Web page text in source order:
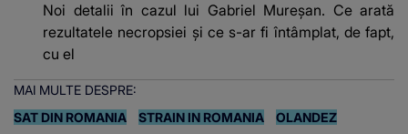
Noi detalii în cazul lui Gabriel Mureșan. Ce arată
rezultatele necropsiei și ce s-ar fi întâmplat, de fapt,
cu el
MAI MULTE DESPRE:
SAT DIN ROMANIA
STRAIN IN ROMANIA OLANDEZ